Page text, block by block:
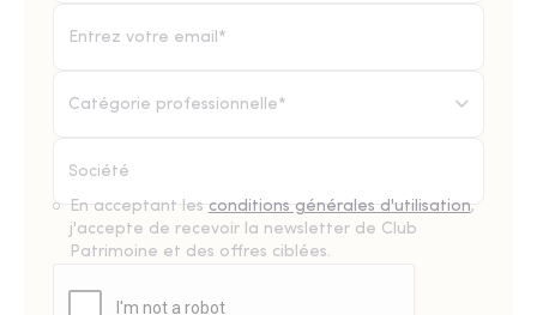
Catégorie professionnelle*
En acceptant les conditions générales d'utilisation,
j'accepte de recevoir la newsletter de Club
Patrimoine et des offres ciblées.